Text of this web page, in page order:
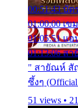
00:51:43 บั
01:00:00 เ
01:05:51 แ
01:13:06 ส
" สายัณห์ สั
ซึ้งๆ
51 views •